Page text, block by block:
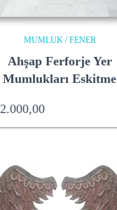
MUMLUK / FENER
Ahşap Ferforje Yer
Mumlukları Eskitme
2.000,00